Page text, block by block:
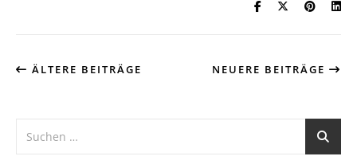
ÄLTERE BEITRÄGE NEUERE BEITRÄGE